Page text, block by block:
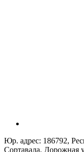
Юр. адрес: 186792,
Сортавала, Дорожная